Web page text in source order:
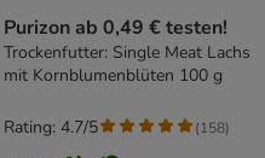
Purizon ab 0,49 € testen!
Trockenfutter: Single Meat Lachs
mit Kornblumenblüten 100 g
Rating: 4.7/5 (158)